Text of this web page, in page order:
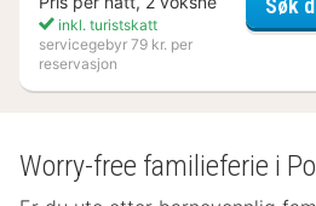
inkl. turistskatt
servicegebyr 79 kr. per
reservasjon
Worry-free familieferie i